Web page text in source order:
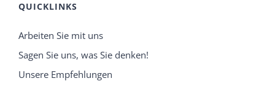
QUICKLINKS
Arbeiten Sie mit uns
Sagen Sie uns, was Sie denken!
Unsere Empfehlungen